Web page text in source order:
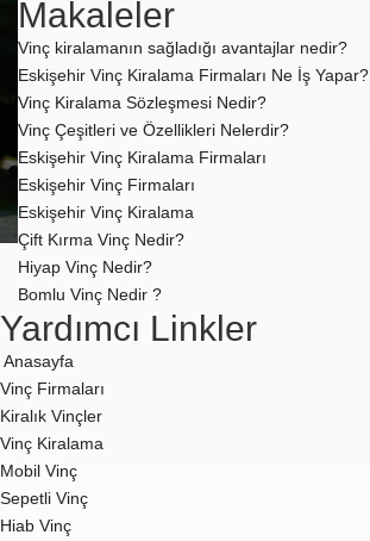
Makaleler
Vinç kiralamanın sağladığı avantajlar nedir?
Eskişehir Vinç Kiralama Firmaları Ne İş Yapar?
Vinç Kiralama Sözleşmesi Nedir?
Vinç Çeşitleri ve Özellikleri Nelerdir?
Eskişehir Vinç Kiralama Firmaları
Eskişehir Vinç Firmaları
Eskişehir Vinç Kiralama
Çift Kırma Vinç Nedir?
Hiyap Vinç Nedir?
Bomlu Vinç Nedir ?
Yardımcı Linkler
Anasayfa
Vinç Firmaları
Kiralık Vinçler
Vinç Kiralama
Mobil Vinç
Sepetli Vinç
Hiab Vinç